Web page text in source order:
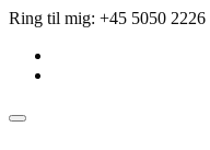
Videre
indhold
Ring til mig: +45 5050 2226
Skift